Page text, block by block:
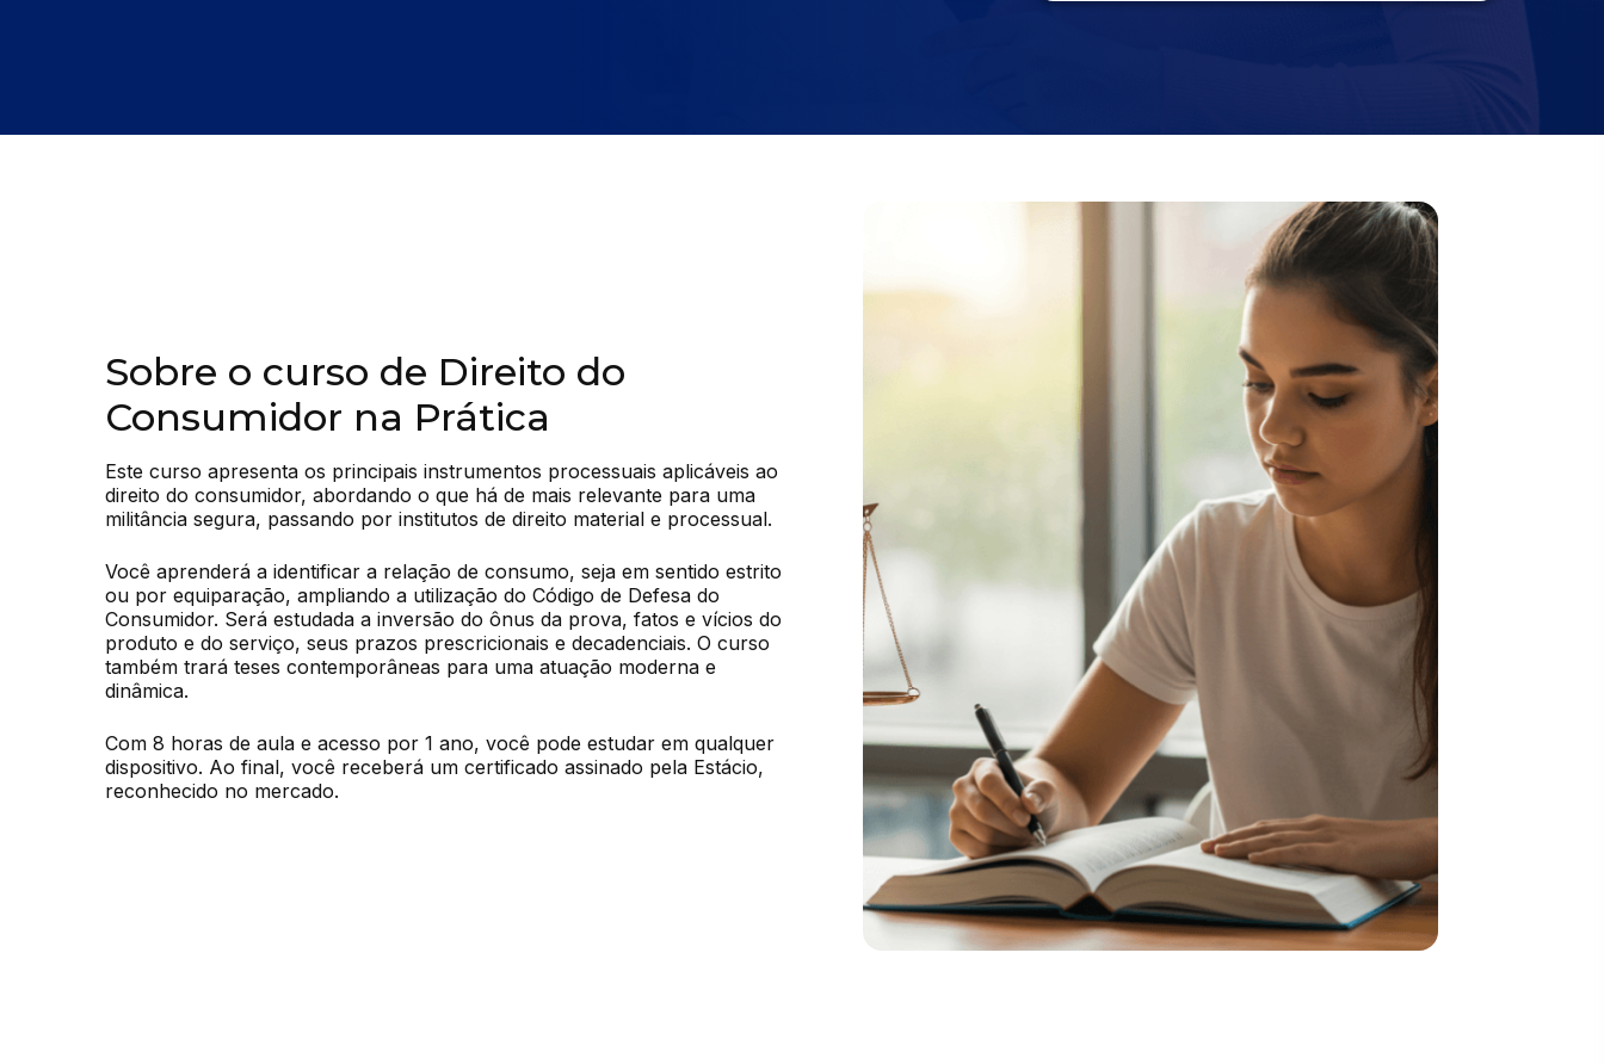
Sobre o curso de Direito do
Consumidor na Prática
Este curso apresenta os principais instrumentos processuais aplicáveis ao
direito do consumidor, abordando o que há de mais relevante para uma
militância segura, passando por institutos de direito material e processual.
Você aprenderá a identificar a relação de consumo, seja em sentido estrito
ou por equiparação, ampliando a utilização do Código de Defesa do
Consumidor. Será estudada a inversão do ônus da prova, fatos e vícios do
produto e do serviço, seus prazos prescricionais e decadenciais. O curso
também trará teses contemporâneas para uma atuação moderna e
dinâmica.
Com 8 horas de aula e acesso por 1 ano, você pode estudar em qualquer
dispositivo. Ao final, você receberá um certificado assinado pela Estácio,
reconhecido no mercado.